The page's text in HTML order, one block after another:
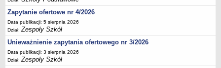
Godziny dyżurów
Ogłoszenia
Zarządzenia
Rejestry, ewidencje, archiwa
Kontrole
Zapytanie ofertowe nr 4/2026
Data publikacji: 5 sierpnia 2026
Dział:Zespoły Szkół
Unieważnienie zapytania ofertowego nr 3/2026
Data publikacji: 3 sierpnia 2026
Dział:Zespoły Szkół